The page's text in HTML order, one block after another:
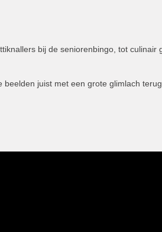
bij de seniorenbingo, tot culinair
juist met een grote glimlach